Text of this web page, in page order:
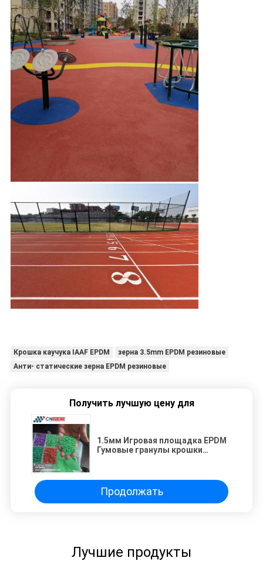
Крошка каучука IAAF EPDM
зерна 3.5mm EPDM резиновые
Анти- статические зерна EPDM резиновые
Получить лучшую цену для
1.5мм Игровая площадка EPDM
Гумовые гранулы крошки
Продолжать
Лучшие продукты